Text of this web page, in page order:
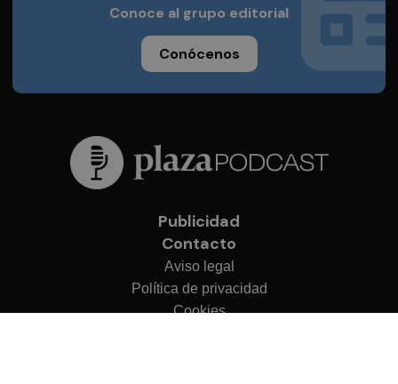
Conoce al grupo editorial
Conócenos
Publicidad
Contacto
Aviso legal
Política de privacidad
Cookies